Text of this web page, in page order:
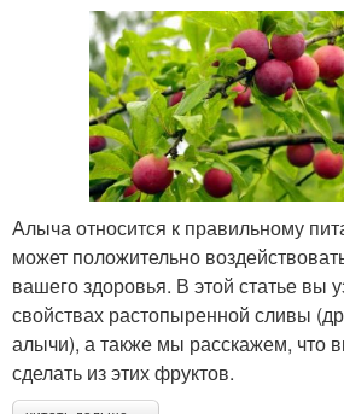
Алыча относится к правильному
может положительно
вашего здоровья. В этой статье вы
свойствах растопыренной сливы
алычи), а также мы расскажем, что
сделать из этих фруктов.